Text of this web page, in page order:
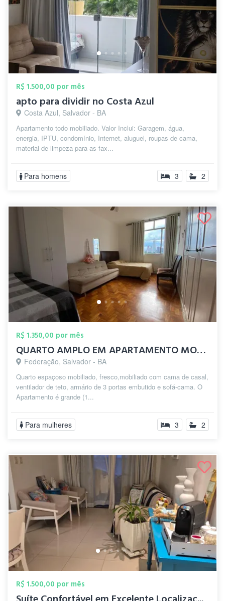
R$ 1.500,00 por mês
apto para dividir no Costa Azul
Costa Azul, Salvador - BA
Apartamento todo mobiliado. Valor Inclui: Garagem, água,
energia, IPTU, condomínio, Internet, aluguel, roupas de cama,
material de limpeza para as fax...
Para homens 3 2
R$ 1.350,00 por mês
QUARTO AMPLO EM APARTAMENTO MOBILIADO
Federação, Salvador - BA
Quarto espaçoso mobiliado, fresco,mobiliado com cama de casal,
ventilador de teto, armário de 3 portas embutido e sofá-cama. O
Apartamento é grande (1...
Para mulheres 3 2
R$ 1.500,00 por mês